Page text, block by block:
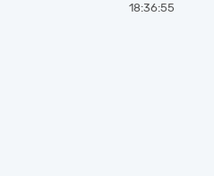
18:36:55